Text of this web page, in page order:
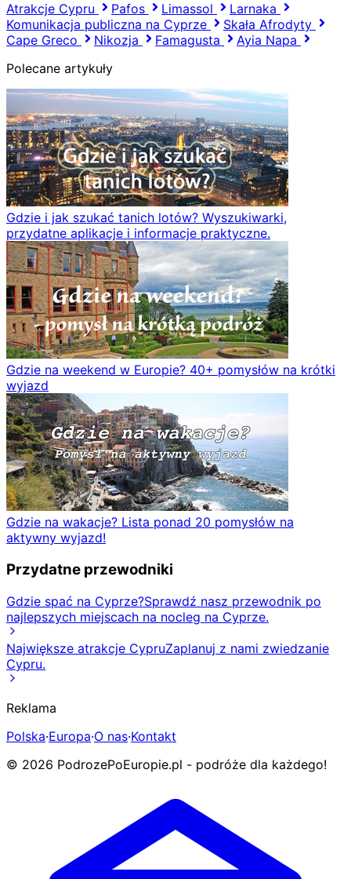
Atrakcje Cypru
Pafos Limassol
Larnaka
Komunikacja publiczna na Cyprze
Skała Afrodyty
Cape Greco
Nikozja Famagusta
Ayia Napa
Polecane artykuły
Gdzie i jak szukać tanich lotów? Wyszukiwarki,
przydatne aplikacje i informacje praktyczne.
Gdzie na weekend w Europie? 40+ pomysłów na krótki
wyjazd
Gdzie na wakacje? Lista ponad 20 pomysłów na
aktywny wyjazd!
Przydatne przewodniki
Gdzie spać na Cyprze?Sprawdź nasz przewodnik po
najlepszych miejscach na nocleg na Cyprze.
Największe atrakcje CypruZaplanuj z nami zwiedzanie
Cypru.
Reklama
Polska·Europa·O nas·Kontakt
© 2026 PodrozePoEuropie.pl - podróże dla każdego!